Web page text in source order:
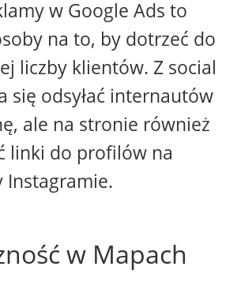
w Google Ads to
na to, by dotrzeć do
liczby klientów. Z social
się odsyłać internautów
ale na stronie również
linki do profilów na
Instagramie.
w Mapach